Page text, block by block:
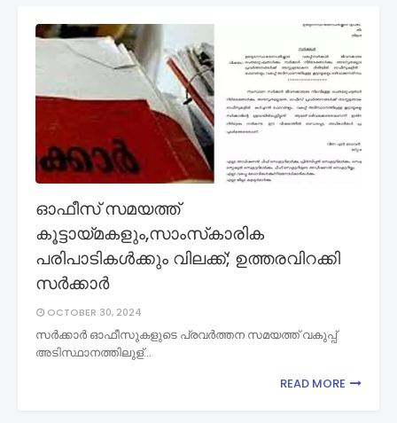
ഓഫീസ് സമയത്ത്
കൂട്ടായ്മകളും,സാംസ്‌കാരിക
പരിപാടികള്‍ക്കും വിലക്ക്; ഉത്തരവിറക്കി
സര്‍ക്കാര്‍
OCTOBER 30, 2024
സര്‍ക്കാര്‍ ഓഫീസുകളുടെ പ്രവര്‍ത്തന സമയത്ത് വകുപ്പ്
അടിസ്ഥാനത്തിലുള്…
READ MORE